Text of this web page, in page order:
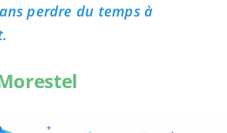
perdre du temps à